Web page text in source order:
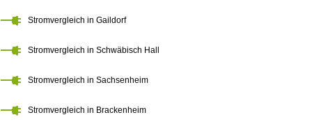
Stromvergleich in Gaildorf
Stromvergleich in Schwäbisch Hall
Stromvergleich in Sachsenheim
Stromvergleich in Brackenheim